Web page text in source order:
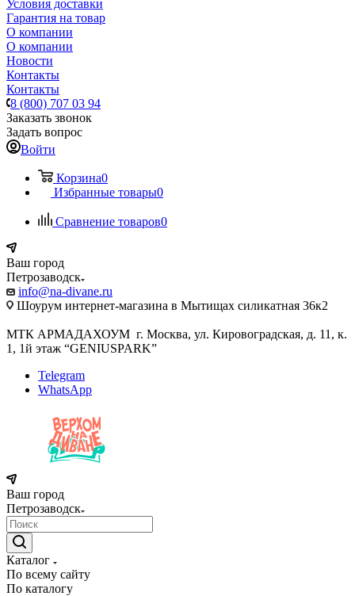
Условия доставки
Гарантия на товар
О компании
О компании
Новости
Контакты
Контакты
8 (800) 707 03 94
Заказать звонок
Задать вопрос
Войти
Корзина0
Избранные товары0
Сравнение товаров0
Ваш город
Петрозаводск
info@na-divane.ru
Шоурум интернет-магазина в Мытищах силикатная 36к2
МТК АРМАДАХОУМ г. Москва, ул. Кировоградская, д. 11, к.
1, 1й этаж “GENIUSPARK”
Telegram
WhatsApp
Ваш город
Петрозаводск
Каталог
По всему сайту
По каталогу